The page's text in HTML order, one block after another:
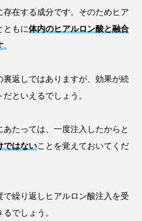
存在する成分です。そのためヒア
ともに体内のヒアルロン酸と融合
。
返しではありますが、効果が続
といえるでしょう。
たっては、一度注入したからと
ではないことを覚えておいてくだ
繰り返しヒアルロン酸注入を受
でしょう。